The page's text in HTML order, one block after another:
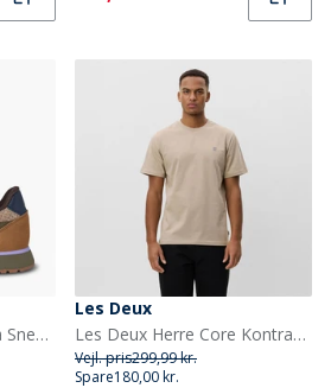
Woden Damesko Ronja Sneakers 214 Dark Olive/Orchid
Les Deux
Les Deux Herre Core Kontrast T-shirt Dark Sand
Vejl. pris299,99 kr.
Spare180,00 kr.